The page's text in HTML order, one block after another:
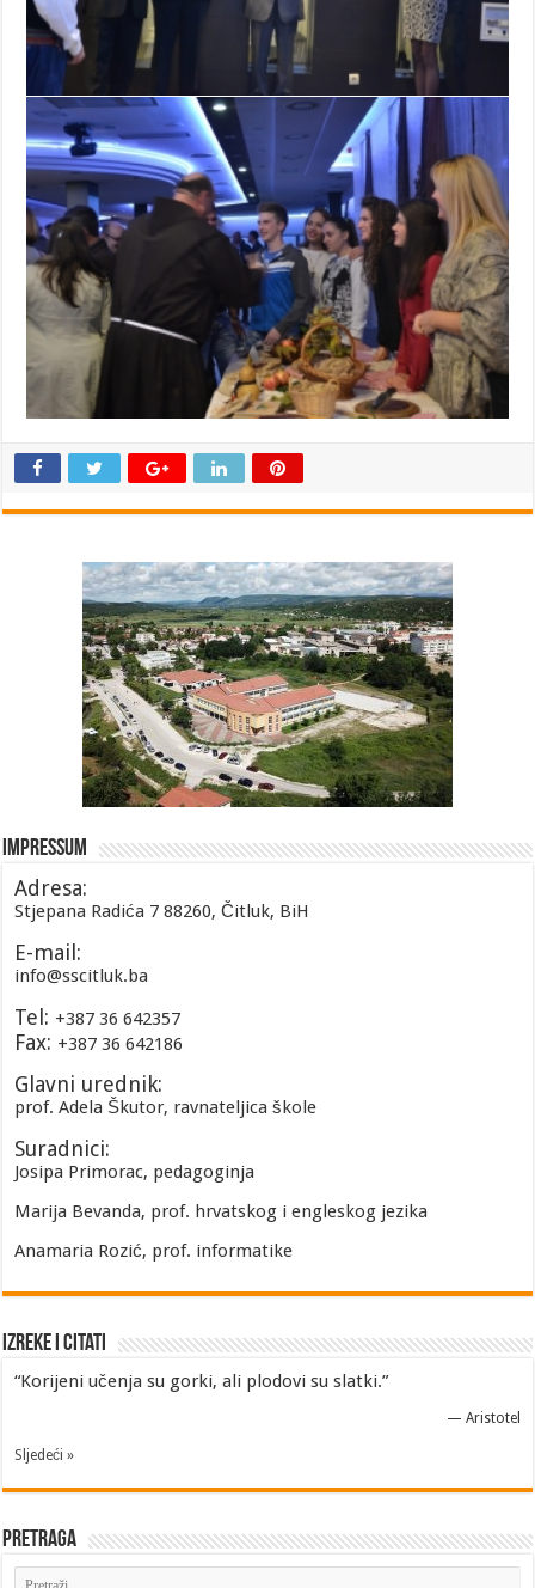
Impressum
Adresa:
Stjepana Radića 7 88260, Čitluk, BiH
E-mail:
info@sscitluk.ba
Tel: +387 36 642357
Fax: +387 36 642186
Glavni urednik:
prof. Adela Škutor, ravnateljica škole
Suradnici:
Josipa Primorac, pedagoginja
Marija Bevanda, prof. hrvatskog i engleskog jezika
Anamaria Rozić, prof. informatike
Izreke i Citati
“Korijeni učenja su gorki, ali plodovi su slatki.”
— Aristotel
Sljedeći »
Pretraga